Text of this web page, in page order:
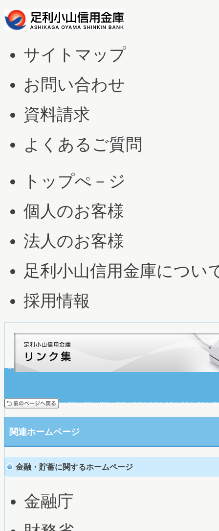
サイトマップ
お問い合わせ
資料請求
よくあるご質問
トップぺ－ジ
個人のお客様
法人のお客様
足利小山信用金庫につい
採用情報
関連ホームページ
金融・貯蓄に関するホームページ
金融庁